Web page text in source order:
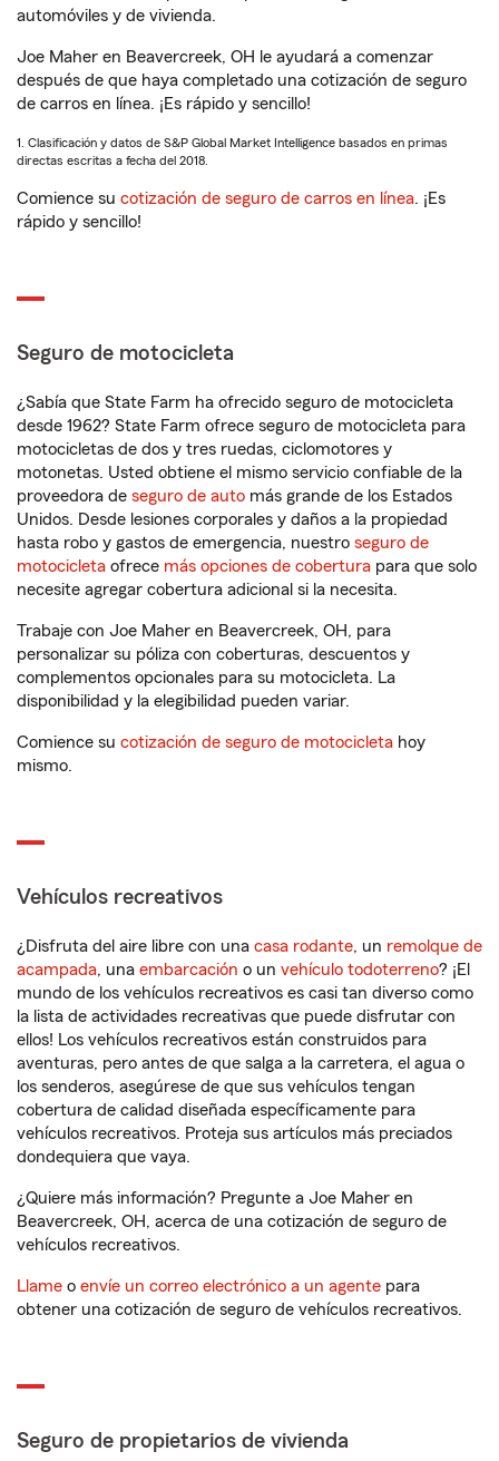
automóviles y de vivienda.
Joe Maher en Beavercreek, OH le ayudará a comenzar
después de que haya completado una cotización de seguro
de carros en línea. ¡Es rápido y sencillo!
1. Clasificación y datos de S&P Global Market Intelligence basados en primas
directas escritas a fecha del 2018.
Comience su cotización de seguro de carros en línea. ¡Es
rápido y sencillo!
Seguro de motocicleta
¿Sabía que State Farm ha ofrecido seguro de motocicleta
desde 1962? State Farm ofrece seguro de motocicleta para
motocicletas de dos y tres ruedas, ciclomotores y
motonetas. Usted obtiene el mismo servicio confiable de la
proveedora de seguro de auto más grande de los Estados
Unidos. Desde lesiones corporales y daños a la propiedad
hasta robo y gastos de emergencia, nuestro seguro de
motocicleta ofrece más opciones de cobertura para que solo
necesite agregar cobertura adicional si la necesita.
Trabaje con Joe Maher en Beavercreek, OH, para
personalizar su póliza con coberturas, descuentos y
complementos opcionales para su motocicleta. La
disponibilidad y la elegibilidad pueden variar.
Comience su cotización de seguro de motocicleta hoy
mismo.
Vehículos recreativos
¿Disfruta del aire libre con una casa rodante, un remolque de
acampada, una embarcación o un vehículo todoterreno? ¡El
mundo de los vehículos recreativos es casi tan diverso como
la lista de actividades recreativas que puede disfrutar con
ellos! Los vehículos recreativos están construidos para
aventuras, pero antes de que salga a la carretera, el agua o
los senderos, asegúrese de que sus vehículos tengan
cobertura de calidad diseñada específicamente para
vehículos recreativos. Proteja sus artículos más preciados
dondequiera que vaya.
¿Quiere más información? Pregunte a Joe Maher en
Beavercreek, OH, acerca de una cotización de seguro de
vehículos recreativos.
Llame o envíe un correo electrónico a un agente para
obtener una cotización de seguro de vehículos recreativos.
Seguro de propietarios de vivienda